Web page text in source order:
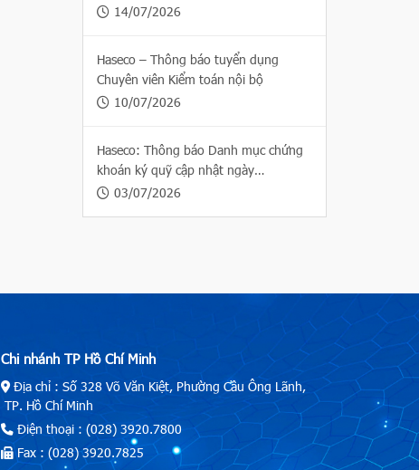
14/07/2026
Haseco – Thông báo tuyển dụng
Chuyên viên Kiểm toán nội bộ
10/07/2026
Haseco: Thông báo Danh mục chứng
khoán ký quỹ cập nhật ngày
03/07/2026
03/07/2026
Chi nhánh TP Hồ Chí Minh
Địa chỉ : Số 328 Võ Văn Kiệt, Phường Cầu Ông Lãnh,
TP. Hồ Chí Minh
Điện thoại : (028) 3920.7800
Fax : (028) 3920.7825